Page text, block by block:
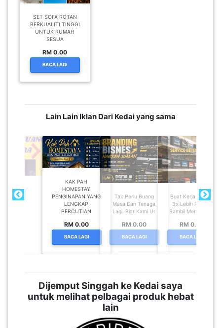
SET SOFA ROTAN
BERKUALITI TINGGI
UNTUK RUMAH
SESUA
RM 0.00
BACA LAGI
Lain Lain Iklan Dari Kedai yang sama
KAK PAH
HOMESTAY
PENGINAPAN YANG
LENGKAP
PERCUTIAN
RM 0.00
BACA LAGI
Tak Perlu Buang
Masa Dan Tenaga
Lagi. Biar Kami Ur
RM 0.00
BACA LAGI
Buat Kerja Rumah
3x Lebih Pantas
Sambil Menjimatka
RM 0.00
BACA LAGI
Dijemput Singgah ke Kedai saya
untuk melihat pelbagai produk hebat
lain